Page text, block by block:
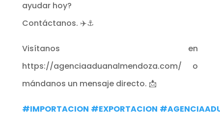
ayudar hoy?
Contáctanos. ✈️⚓
Visítanos en
https://agenciaaduanalmendoza.com/ o
mándanos un mensaje directo. 📩
#IMPORTACION #EXPORTACION